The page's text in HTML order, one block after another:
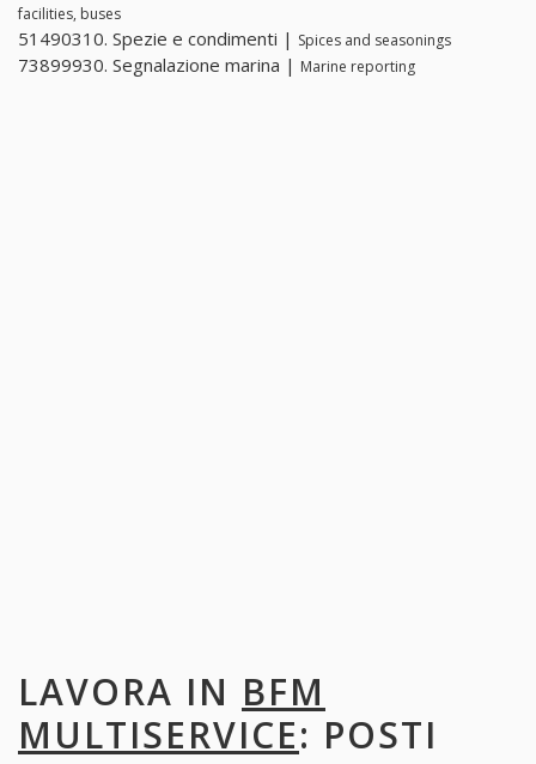
facilities, buses
51490310. Spezie e condimenti | Spices and seasonings
73899930. Segnalazione marina | Marine reporting
LAVORA IN BFM
MULTISERVICE: POSTI